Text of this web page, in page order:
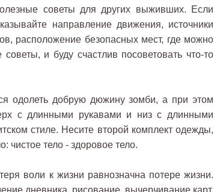
советы для других выживших. Если
направление движения, источники
расположение безопасных мест, где можно
и буду счастлив посоветовать что-то
одолеть добрую дюжину зомби, а при этом
с длинными рукавами и низ с длинными
стиле. Несите второй комплект одежды,
чистое тело - здоровое тело.
воли к жизни равнозначна потере жизни.
дневника, рисование, вычерчивание карт,